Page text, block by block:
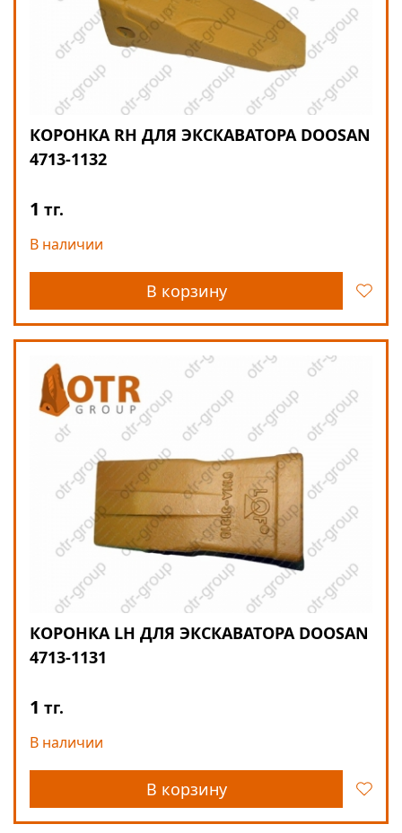
КОРОНКА RH ДЛЯ ЭКСКАВАТОРА DOOSAN
4713-1132
1 тг.
В корзину
В наличии
КОРОНКА LH ДЛЯ ЭКСКАВАТОРА DOOSAN
4713-1131
1 тг.
В корзину
В наличии